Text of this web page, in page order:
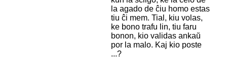
la agado de ĉiu homo estas
tiu ĉi mem. Tial, kiu volas,
ke bono trafu lin, tiu faru
bonon, kio validas ankaŭ
por la malo. Kaj kio poste
...?